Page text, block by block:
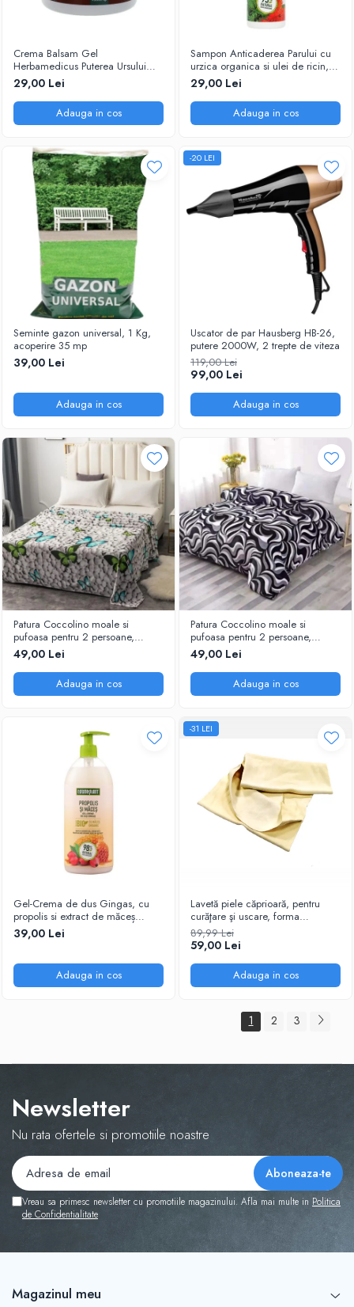
Crema Balsam Gel
Herbamedicus Puterea Ursului
250ml
29,00 Lei
Adauga in cos
Sampon Anticaderea Parului cu
urzica organica si ulei de ricin,
400 ml
29,00 Lei
Adauga in cos
Seminte gazon universal, 1 Kg,
acoperire 35 mp
39,00 Lei
Adauga in cos
-20 LEI
Uscator de par Hausberg HB-26,
putere 2000W, 2 trepte de viteza
119,00 Lei
99,00 Lei
Adauga in cos
Patura Coccolino moale si
pufoasa pentru 2 persoane,
200X230 cm, Fluturi si Pietre
49,00 Lei
Adauga in cos
Patura Coccolino moale si
pufoasa pentru 2 persoane,
200X230 cm, Valuri Waves
49,00 Lei
Adauga in cos
Gel-Crema de dus Gingas, cu
propolis si extract de măceș
organic, 1000 ml
39,00 Lei
Adauga in cos
-31 LEI
Lavetă piele căprioară, pentru
curăţare şi uscare, forma
neregulată 38*30
89,99 Lei
59,00 Lei
Adauga in cos
1 2 3
Newsletter
Nu rata ofertele si promotiile noastre
Vreau sa primesc newsletter cu promotiile magazinului. Afla mai multe in Politica
de Confidentialitate
Magazinul meu